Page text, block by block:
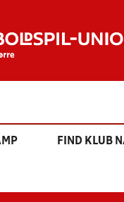
FIND KLUB